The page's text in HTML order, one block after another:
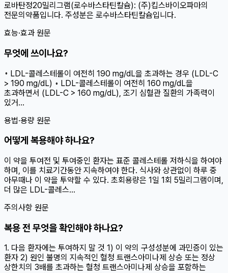
로바탄정20밀리그램(로수바스타틴칼슘): (주)킵스바이오파마의
전문의약품입니다. 주성분은 로수바스타틴칼슘입니다.
효능·효과 원문
무엇에 쓰이나요?
◦ LDL-콜레스테롤이 여전히 190 mg/dL을 초과하는 경우 (LDL-C
> 190 mg/dL) ◦ LDL-콜레스테롤이 여전히 160 mg/dL을
초과하면서 (LDL-C > 160 mg/dL), 조기 심혈관 질환의 가족력이
있거...
용법·용량 원문
어떻게 복용해야 하나요?
이 약을 투여전 및 투여중인 환자는 표준 콜레스테롤 저하식을 하여야
하며, 이를 치료기간동안 지속하여야 한다. 식사와 상관없이 하루 중
아무때나 이 약을 투약할 수 있다. 초회용량은 1일 1회 5밀리그램이며,
더 많은 LDL-콜레스...
주의사항 원문
복용 전 무엇을 확인해야 하나요?
1. 다음 환자에는 투여하지 말 것 1) 이 약의 구성성분에 과민증이 있는
환자 2) 원인 불명의 지속적인 혈청 트랜스아미나제 상승 또는 정상
상한치의 3배를 초과하는 혈청 트랜스아미나제 상승을 포함하는